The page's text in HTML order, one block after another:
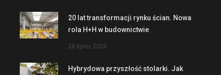
20 lat transformacji rynku ścian. Nowa
rola H+H w budownictwie
28 lipiec 2026
Hybrydowa przyszłość stolarki. Jak